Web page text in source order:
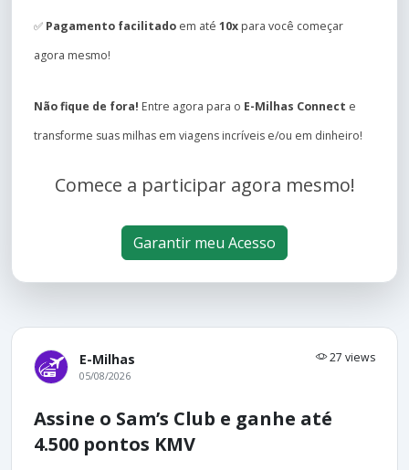
✅ Pagamento facilitado em até 10x para você começar
agora mesmo!
Não fique de fora! Entre agora para o E-Milhas Connect e
transforme suas milhas em viagens incríveis e/ou em dinheiro!
Comece a participar agora mesmo!
Garantir meu Acesso
E-Milhas 27 views
05/08/2026
Assine o Sam’s Club e ganhe até
4.500 pontos KMV